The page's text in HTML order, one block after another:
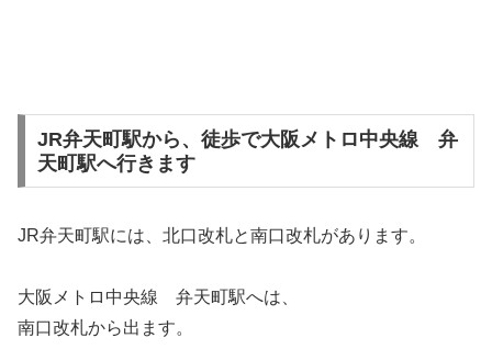
JR弁天町駅から、徒歩で大阪メトロ中央線 弁
天町駅へ行きます
JR弁天町駅には、北口改札と南口改札があります。
大阪メトロ中央線 弁天町駅へは、
南口改札から出ます。